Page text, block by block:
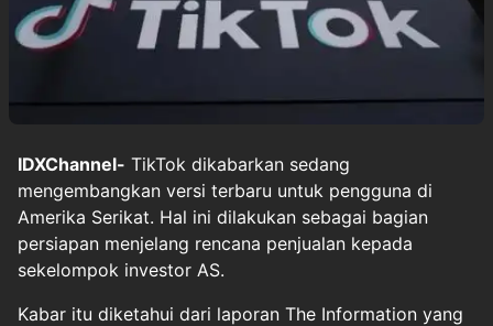
IDXChannel- TikTok dikabarkan sedang
mengembangkan versi terbaru untuk pengguna di
Amerika Serikat. Hal ini dilakukan sebagai bagian
persiapan menjelang rencana penjualan kepada
sekelompok investor AS.
Kabar itu diketahui dari laporan The Information yang